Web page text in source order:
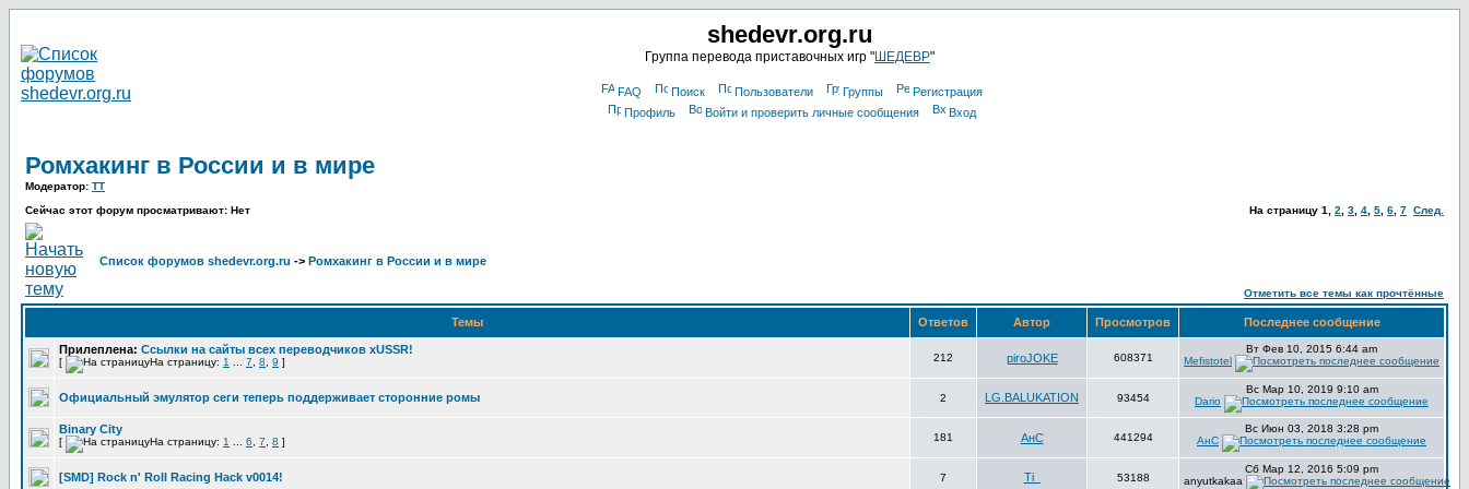
shedevr.org.ru
Группа перевода приставочных игр "ШЕДЕВР"
FAQ Поиск Пользователи Группы
Регистрация
Профиль
Войти и проверить личные сообщения Вход
Ромхакинг в России и в мире
Модератор: TT
Сейчас этот форум просматривают: Нет
На страницу 1 2 3 4 5 6 7 След.
Список форумов shedevr.org.ru -> Ромхакинг в России и в мире
Отметить все темы как прочтённые
Темы Ответов Автор Просмотров Последнее сообщение
Прилеплена: Ссылки на сайты всех переводчиков xUSSR!
[ На страницу: 1 7 8 9 ] 212 piroJOKE 608371
Вт Фев 10, 2015 6:44 am
Mefistotel
Официальный эмулятор сеги теперь поддерживает сторонние ромы 2 LG.BALUKATION 93454
Вс Мар 10, 2019 9:10 am
Dario
Binary City
[ На страницу: 1 6 7 8 ] 181 АнС 441294
Вс Июн 03, 2018 3:28 pm
АнС
[SMD] Rock n' Roll Racing Hack v0014! 7 Ti_ 53188
Сб Мар 12, 2016 5:09 pm
anyutkakaa